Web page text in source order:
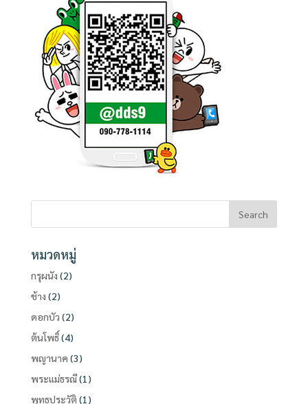
หมวดหมู่
กรุผนัง (2)
ช้าง (2)
ดอกบัว (2)
ต้นโพธิ์(4)
พญานาค (3)
พระแม่ธรณี(1)
พุทธประวัติ (1)